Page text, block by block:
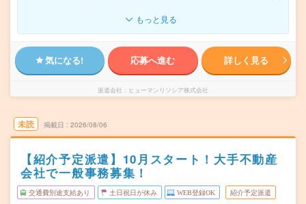
もっと見る
気になる! 応募へ進む 詳しく見る
派遣会社 ヒューマンリソシア株式会社
未読 掲載日 2026/08/06
【紹介予定派遣】10月スタート！大手不動産
会社で一般事務募集！
交通費別途支給あり 土日祝日が休み WEB登録OK 紹介予定派遣